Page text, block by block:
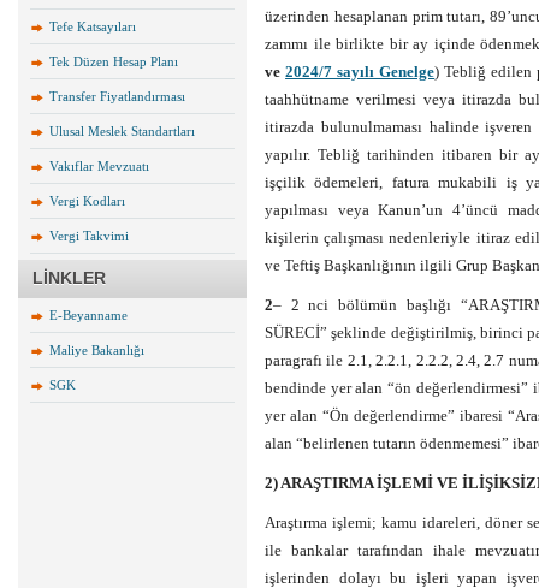
Tefe Katsayıları
Tek Düzen Hesap Planı
Transfer Fiyatlandırması
Ulusal Meslek Standartları
Vakıflar Mevzuatı
Vergi Kodları
Vergi Takvimi
LİNKLER
E-Beyanname
Maliye Bakanlığı
SGK
üzerinden hesaplanan prim tutarı,
zammı ile birlikte bir ay içinde
ve2024/7 sayılı Genelge) Tebliğ edilen
taahhütname verilmesi veya itirazda
itirazda bulunulmaması halinde
yapılır. Tebliğ tarihinden itibaren bir
işçilik ödemeleri, fatura mukabili iş
yapılması veya Kanun’un 4’üncü
kişilerin çalışması nedenleriyle itiraz
ve Teftiş Başkanlığının ilgili Grup
2– 2 nci bölümün başlığı
SÜRECİ” şeklinde değiştirilmiş, birinci
paragrafı ile 2.1, 2.2.1, 2.2.2, 2.4, 2.7
bendinde yer alan “ön değerlendirmesi”
yer alan “Ön değerlendirme” ibaresi
alan “belirlenen tutarın ödenmemesi”
2) ARAŞTIRMA İŞLEMİ VE
Araştırma işlemi; kamu idareleri, döner
ile bankalar tarafından ihale
işlerinden dolayı bu işleri yapan